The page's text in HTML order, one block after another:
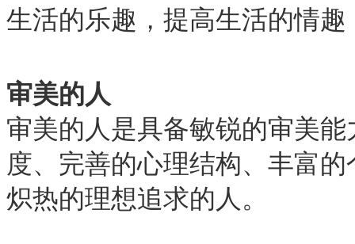
生活的乐趣，提高生活的情
审美的人
审美的人是具备敏锐的审美
度、完善的心理结构、丰富
炽热的理想追求的人。